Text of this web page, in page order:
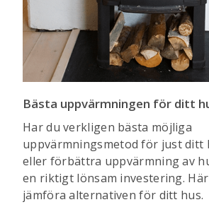
Bästa uppvärmningen för ditt
Har du verkligen bästa möjliga
uppvärmningsmetod för just ditt
eller förbättra uppvärmning av
en riktigt lönsam investering.
jämföra alternativen för ditt hus.